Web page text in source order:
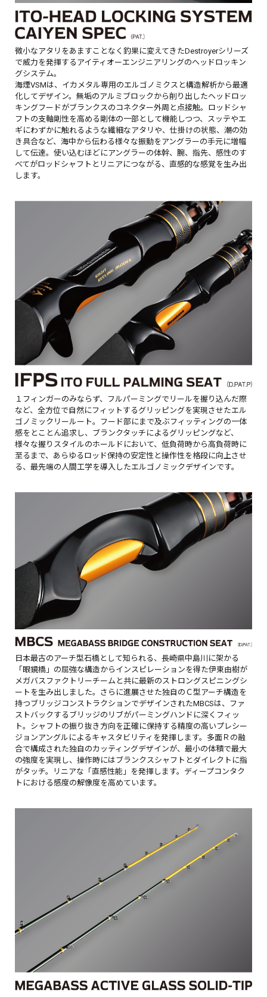
微小なアタリをあますことなく釣果に変えてきたDestroyerシリーズ
で威力を発揮するアイティオーエンジニアリングのヘッドロッキン
グシステム。
海煙VSMは、イカメタル専用のエルゴノミクスと構造解析から最適
化してデザイン。無垢のアルミブロックから削り出したヘッドロッ
キングフードがブランクスのコネクター外周と点接触。ロッドシャ
フトの支軸剛性を高める剛体の一部として機能しつつ、スッテやエ
ギにわずかに触れるような繊細なアタリや、仕掛けの状態、潮の効
き具合など、海中から伝わる様々な振動をアングラーの手元に増幅
して伝達。使い込むほどにアングラーの体幹、腕、指先、感性のす
べてがロッドシャフトとリニアにつながる、直感的な感覚を生み出
します。
１フィンガーのみならず、フルパーミングでリールを握り込んだ際
など、全方位で自然にフィットするグリッピングを実現させたエル
ゴノミックリールート。フード部にまで及ぶフィッティングの一体
感をとことん追求し、ブランクタッチによるグリッピングなど、
様々な握りスタイルのホールドにおいて、低負荷時から高負荷時に
至るまで、あらゆるロッド保持の安定性と操作性を格段に向上させ
る、最先端の人間工学を導入したエルゴノミックデザインです。
日本最古のアーチ型石橋として知られる、長崎県中島川に架かる
「眼鏡橋」の屈強な構造からインスピレーションを得た伊東由樹が
メガバスファクトリーチームと共に最新のストロングスピニングシ
ートを生み出しました。さらに進展させた独自のＣ型アーチ構造を
持つブリッジコンストラクションでデザインされたMBCSは、ファ
ストバックするブリッジのリブがパーミングハンドに深くフィッ
ト。シャフトの振り抜き方向を正確に保持する精度の高いプレシー
ジョンアングルによるキャスタビリティを発揮します。多面Ｒの融
合で構成された独自のカッティングデザインが、最小の体積で最大
の強度を実現し、操作時にはブランクスシャフトとダイレクトに指
がタッチ。リニアな「直感性能」を発揮します。ディープコンタク
トにおける感度の解像度を高めています。